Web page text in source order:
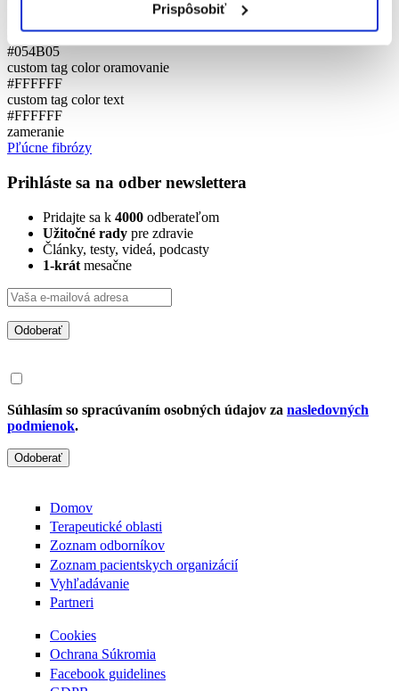
Prispôsobiť
custom tag color pozadie
#054B05
custom tag color oramovanie
#FFFFFF
custom tag color text
#FFFFFF
zameranie
Pľúcne fibrózy
Prihláste sa na odber newslettera
Pridajte sa k 4000 odberateľom
Užitočné rady pre zdravie
Články, testy, videá, podcasty
1-krát mesačne
Odoberať
Súhlasím so spracúvaním osobných údajov za nasledovných
podmienok.
Odoberať
Domov
Terapeutické oblasti
Zoznam odborníkov
Zoznam pacientskych organizácií
Vyhľadávanie
Partneri
Cookies
Ochrana Súkromia
Facebook guidelines